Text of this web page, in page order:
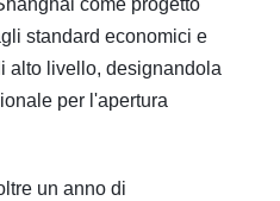
come progetto
standard economici e
alto livello, designandola
per l'apertura
un anno di